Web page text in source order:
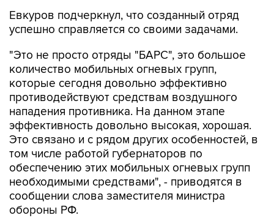
Евкуров подчеркнул, что созданный отряд
успешно справляется со своими задачами.
"Это не просто отряды "БАРС", это большое
количество мобильных огневых групп,
которые сегодня довольно эффективно
противодействуют средствам воздушного
нападения противника. На данном этапе
эффективность довольно высокая, хорошая.
Это связано и с рядом других особенностей, в
том числе работой губернаторов по
обеспечению этих мобильных огневых групп
необходимыми средствами", - приводятся в
сообщении слова заместителя министра
обороны РФ.